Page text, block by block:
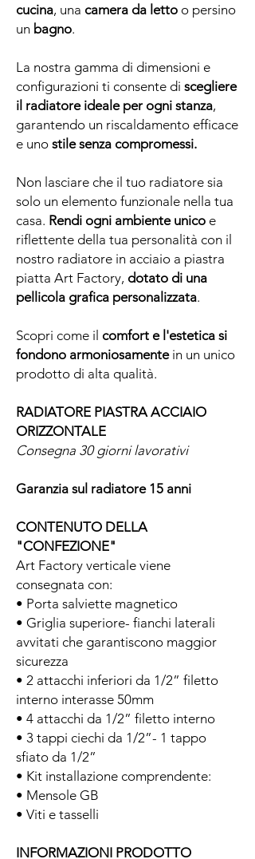
cucina, una camera da letto o persino
un bagno.
La nostra gamma di dimensioni e
configurazioni ti consente di scegliere
il radiatore ideale per ogni stanza,
garantendo un riscaldamento efficace
e uno stile senza compromessi.
Non lasciare che il tuo radiatore sia
solo un elemento funzionale nella tua
casa. Rendi ogni ambiente unico e
riflettente della tua personalità con il
nostro radiatore in acciaio a piastra
piatta Art Factory, dotato di una
pellicola grafica personalizzata.
Scopri come il comfort e l'estetica si
fondono armoniosamente in un unico
prodotto di alta qualità.
RADIATORE PIASTRA ACCIAIO
ORIZZONTALE
Consegna 30 giorni lavorativi
Garanzia sul radiatore 15 anni
CONTENUTO DELLA
"CONFEZIONE"
Art Factory verticale viene
consegnata con:
• Porta salviette magnetico
• Griglia superiore- fianchi laterali
avvitati che garantiscono maggior
sicurezza
• 2 attacchi inferiori da 1/2” filetto
interno interasse 50mm
• 4 attacchi da 1/2” filetto interno
• 3 tappi ciechi da 1/2”- 1 tappo
sfiato da 1/2”
• Kit installazione comprendente:
• Mensole GB
• Viti e tasselli
INFORMAZIONI PRODOTTO